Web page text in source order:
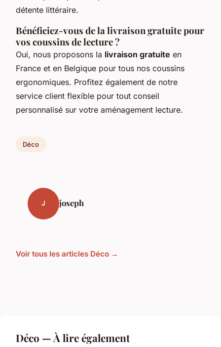
détente littéraire.
Bénéficiez-vous de la livraison gratuite pour
vos coussins de lecture ?
Oui, nous proposons la livraison gratuite en
France et en Belgique pour tous nos coussins
ergonomiques. Profitez également de notre
service client flexible pour tout conseil
personnalisé sur votre aménagement lecture.
Déco
J joseph
Voir tous les articles Déco →
Déco — À lire également